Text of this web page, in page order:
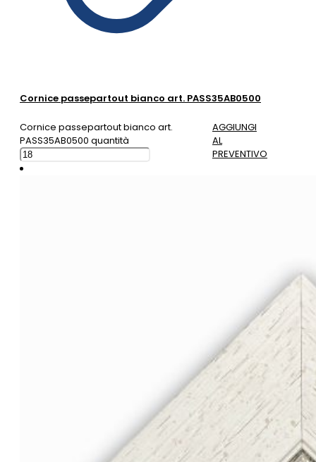
Cornice passepartout bianco art. PASS35AB0500
Cornice passepartout bianco art.
PASS35AB0500 quantità
AGGIUNGI
AL
PREVENTIVO